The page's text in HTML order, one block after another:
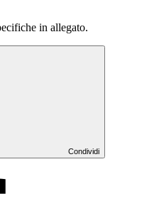
in allegato.
Condividi